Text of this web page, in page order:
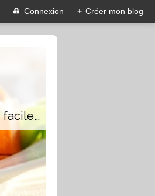
Connexion + Créer mon blog
Un blog composé de recettes rapides à réaliser pour les personnes qui n'ont pas le temps et faciles pour pouvoir se régaler ou régaler toute la famille avec ou sans robot